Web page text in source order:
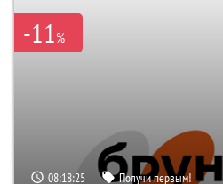
-11%
08:18:24 Получи первым!